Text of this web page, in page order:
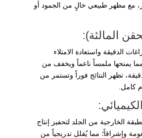
مع مظهر طبيعي خالٍ من الجمود أو
الدقيقة واستعادة الامتلاء
يمنحها ملمساً ناعماً ويخفف من
تظهر النتائج فوراً وتستمر من
كامل.
الخارجية من الجلد لتحفيز إنتاج
وإشراقاً؛ مما يُقلل تدريجياً من